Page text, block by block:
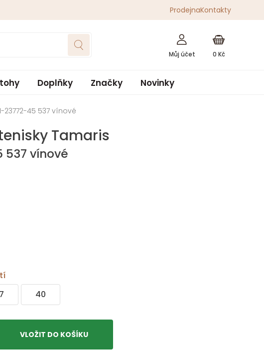
Tamaris
537 vínové
40
ProdejnaKontakty
0 Kč
23772-45 537 vínové
Doplňky Značky Novinky